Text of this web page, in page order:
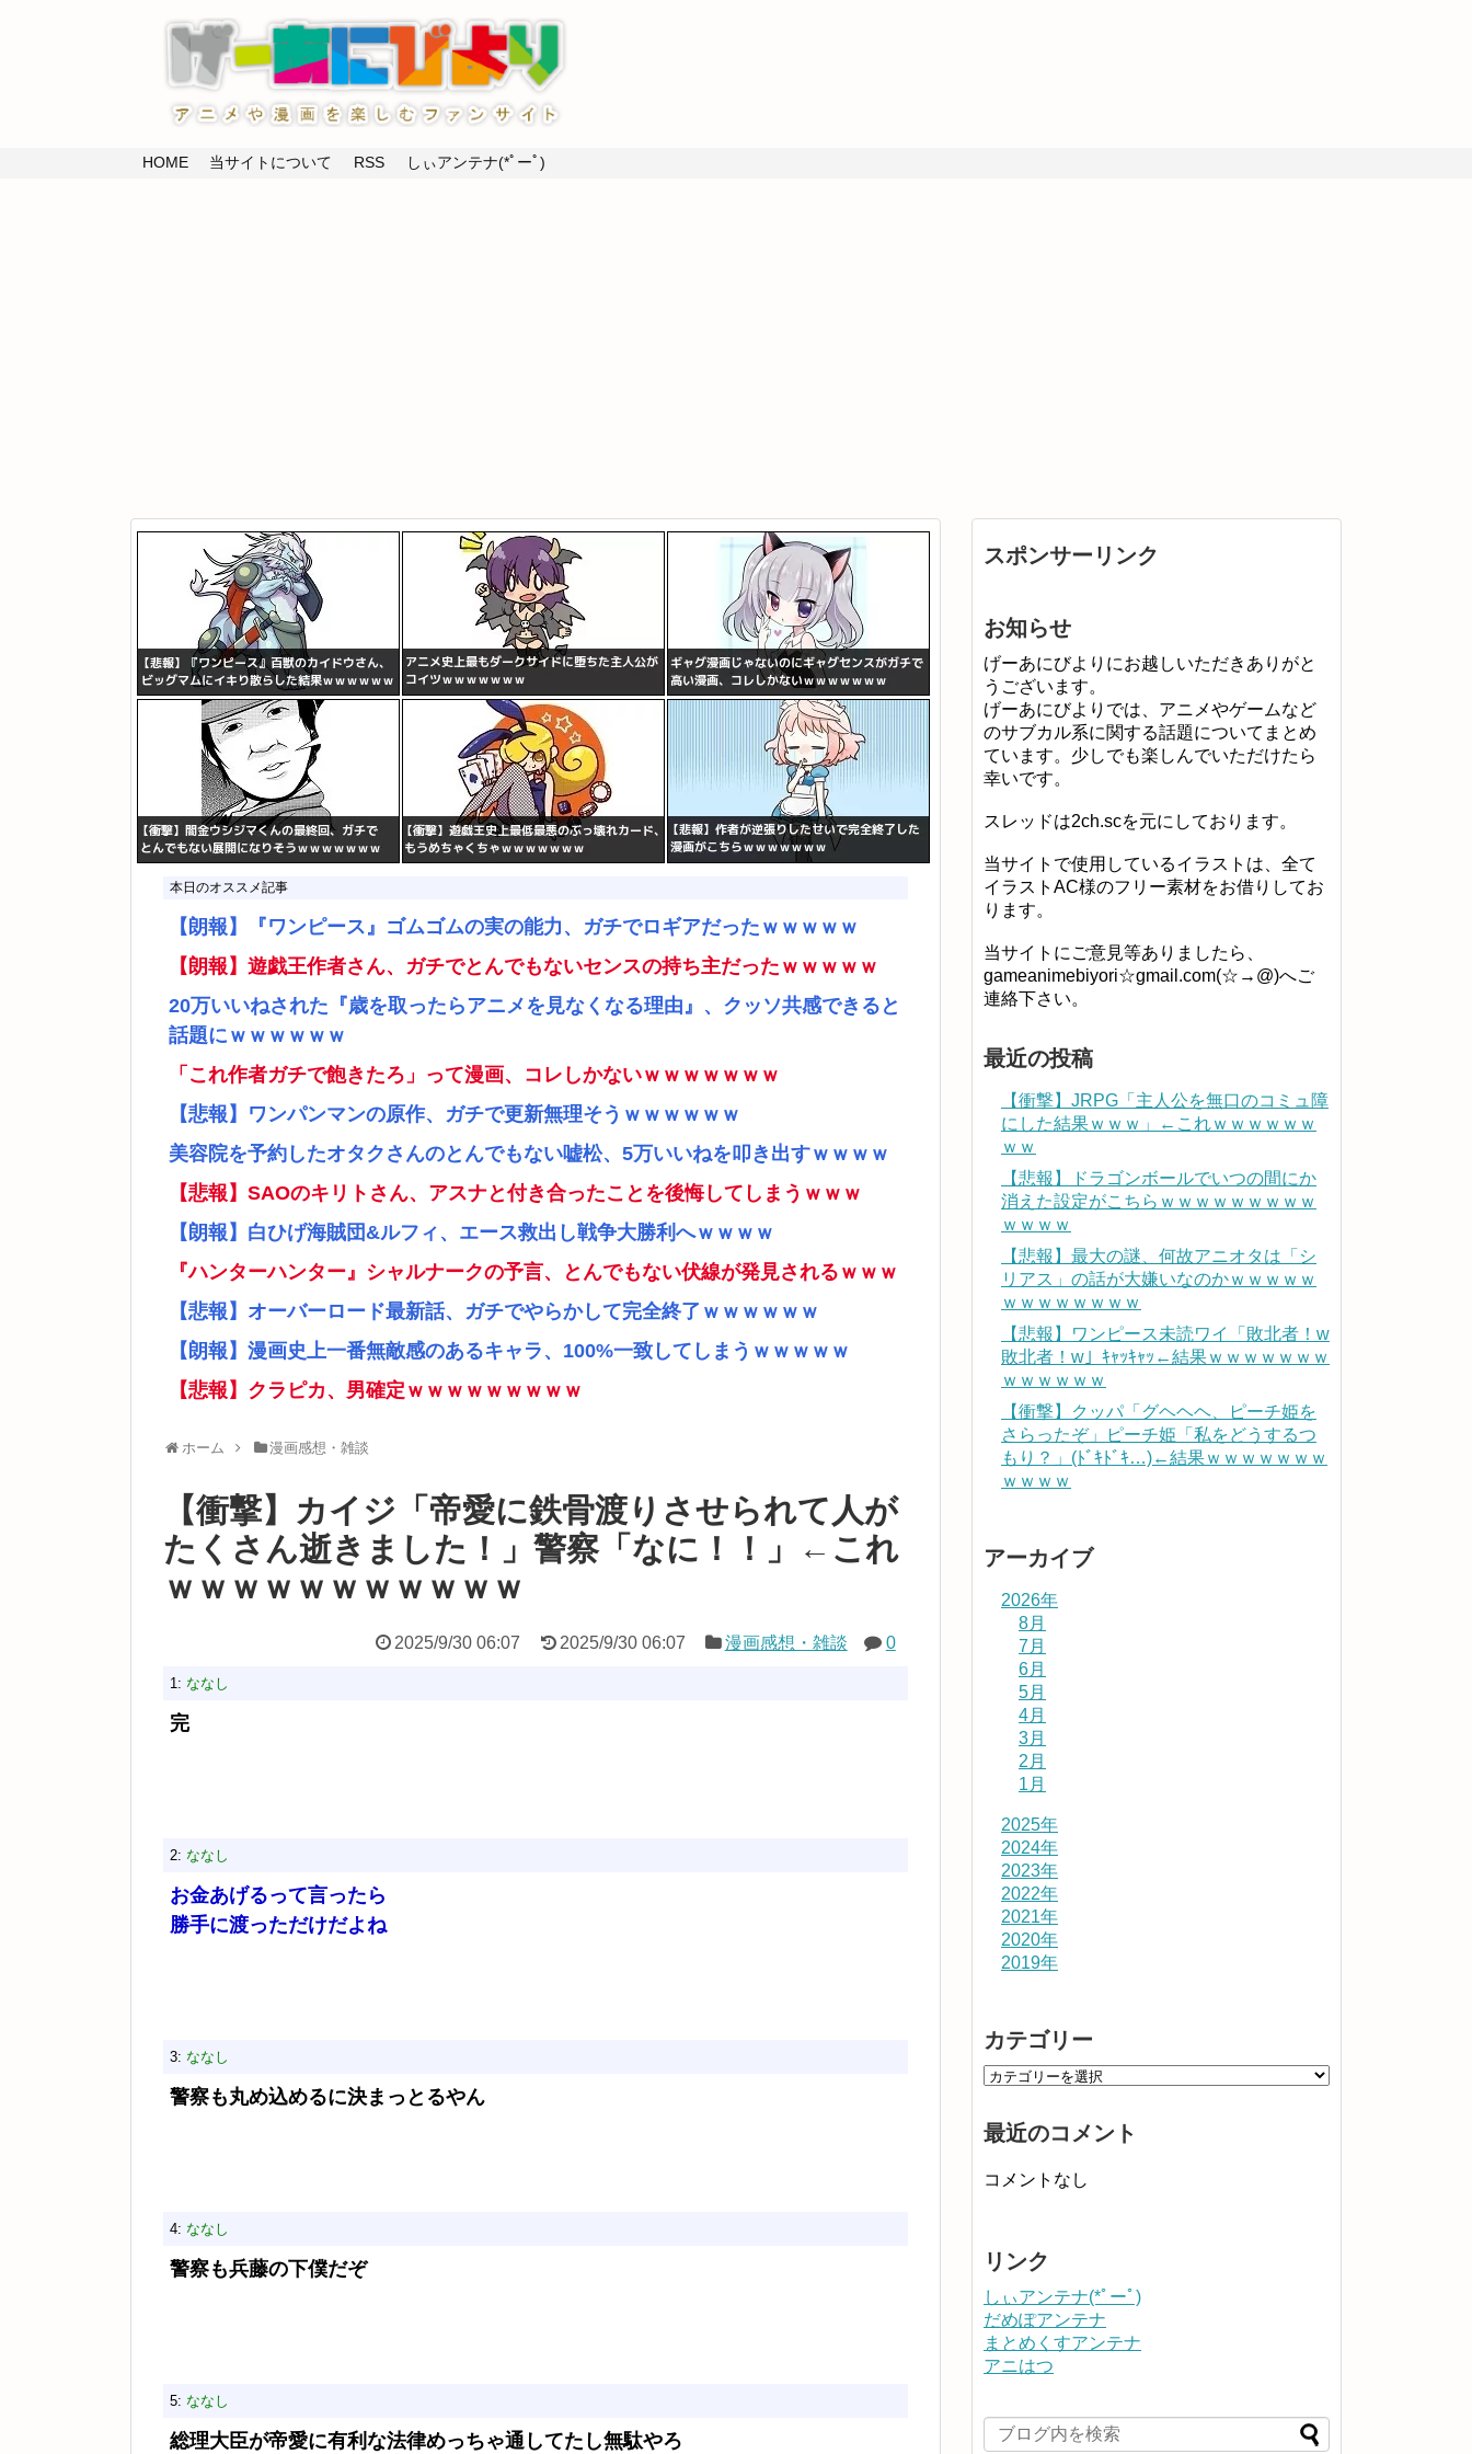
HOME 当サイトについて RSS しぃアンテナ(*ﾟーﾟ)
本日のオススメ記事
【朗報】『ワンピース』ゴムゴムの実の能力、ガチでロギアだったｗｗｗｗｗ
【朗報】遊戯王作者さん、ガチでとんでもないセンスの持ち主だったｗｗｗｗｗ
20万いいねされた『歳を取ったらアニメを見なくなる理由』、クッソ共感できると
話題にｗｗｗｗｗｗ
「これ作者ガチで飽きたろ」って漫画、コレしかないｗｗｗｗｗｗｗ
【悲報】ワンパンマンの原作、ガチで更新無理そうｗｗｗｗｗｗ
美容院を予約したオタクさんのとんでもない嘘松、5万いいねを叩き出すｗｗｗｗ
【悲報】SAOのキリトさん、アスナと付き合ったことを後悔してしまうｗｗｗ
【朗報】白ひげ海賊団&ルフィ、エース救出し戦争大勝利へｗｗｗｗ
『ハンターハンター』シャルナークの予言、とんでもない伏線が発見されるｗｗｗ
【悲報】オーバーロード最新話、ガチでやらかして完全終了ｗｗｗｗｗｗ
【朗報】漫画史上一番無敵感のあるキャラ、100%一致してしまうｗｗｗｗｗ
【悲報】クラピカ、男確定ｗｗｗｗｗｗｗｗｗ
ホーム 漫画感想・雑談
【衝撃】カイジ「帝愛に鉄骨渡りさせられて人が
たくさん逝きました！」警察「なに！！」←これ
ｗｗｗｗｗｗｗｗｗｗｗ
2025/9/30 06:07 2025/9/30 06:07 漫画感想・雑談 0
1: ななし
完
2: ななし
お金あげるって言ったら
勝手に渡っただけだよね
3: ななし
警察も丸め込めるに決まっとるやん
4: ななし
警察も兵藤の下僕だぞ
5: ななし
総理大臣が帝愛に有利な法律めっちゃ通してたし無駄やろ
スポンサーリンク
お知らせ
げーあにびよりにお越しいただきありがと
うございます。
げーあにびよりでは、アニメやゲームなど
のサブカル系に関する話題についてまとめ
ています。少しでも楽しんでいただけたら
幸いです。
スレッドは2ch.scを元にしております。
当サイトで使用しているイラストは、全て
イラストAC様のフリー素材をお借りしてお
ります。
当サイトにご意見等ありましたら、
gameanimebiyori☆gmail.com(☆→@)へご
連絡下さい。
最近の投稿
【衝撃】JRPG「主人公を無口のコミュ障
にした結果ｗｗｗ」←これｗｗｗｗｗｗ
ｗｗ
【悲報】ドラゴンボールでいつの間にか
消えた設定がこちらｗｗｗｗｗｗｗｗｗ
ｗｗｗｗ
【悲報】最大の謎、何故アニオタは「シ
リアス」の話が大嫌いなのかｗｗｗｗｗ
ｗｗｗｗｗｗｗｗ
【悲報】ワンピース未読ワイ「敗北者！w
敗北者！w」ｷｬｯｷｬｯ←結果ｗｗｗｗｗｗｗ
ｗｗｗｗｗｗ
【衝撃】クッパ「グヘヘヘ、ピーチ姫を
さらったぞ」ピーチ姫「私をどうするつ
もり？」(ﾄﾞｷﾄﾞｷ…)←結果ｗｗｗｗｗｗｗ
ｗｗｗｗ
アーカイブ
2026年
8月
7月
6月
5月
4月
3月
2月
1月
2025年
2024年
2023年
2022年
2021年
2020年
2019年
カテゴリー
最近のコメント
コメントなし
リンク
しぃアンテナ(*ﾟーﾟ)
だめぽアンテナ
まとめくすアンテナ
アニはつ